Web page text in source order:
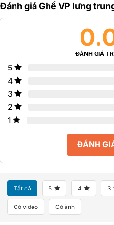
Đánh giá Ghế VP lưng
ĐÁNH GIÁ
5
4
3
2
1
ĐÁNH
Tất cả 5 4 3
Có video Có ảnh